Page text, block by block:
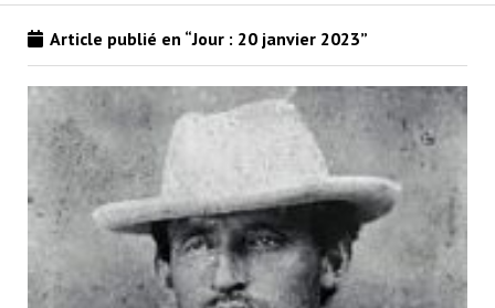
Article publié en “Jour : 20 janvier 2023”